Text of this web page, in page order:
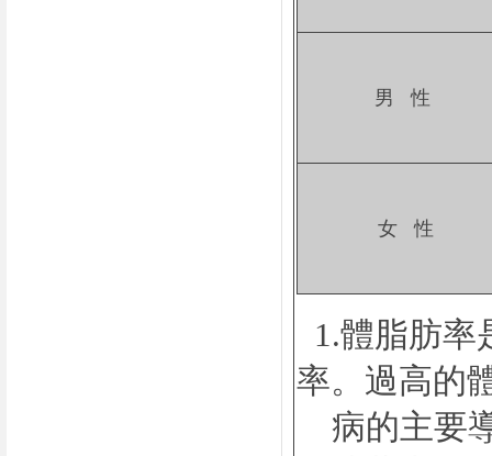
男 性
女 性
1.體脂肪率
率。過高的
病的主要